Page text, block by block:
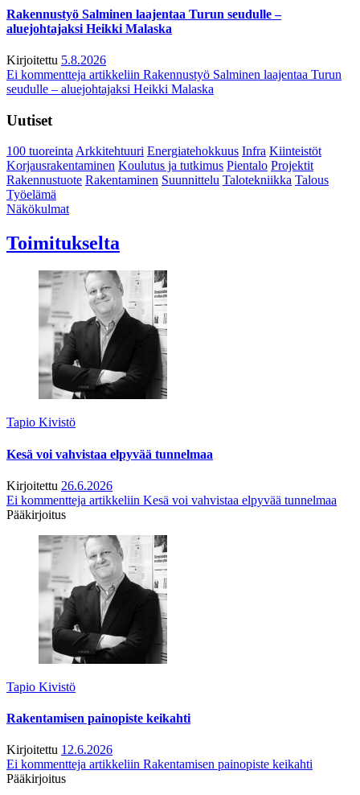
Rakennustyö Salminen laajentaa Turun seudulle –
aluejohtajaksi Heikki Malaska
Kirjoitettu 5.8.2026
Ei kommentteja artikkeliin Rakennustyö Salminen laajentaa Turun
seudulle – aluejohtajaksi Heikki Malaska
Uutiset
100 tuoreintaArkkitehtuuri Energiatehokkuus Infra Kiinteistöt
Korjausrakentaminen Koulutus ja tutkimus Pientalo Projektit
Rakennustuote Rakentaminen Suunnittelu Talotekniikka Talous
Työelämä
Näkökulmat
Toimitukselta
Tapio Kivistö
Kesä voi vahvistaa elpyvää tunnelmaa
Kirjoitettu 26.6.2026
Ei kommentteja artikkeliin Kesä voi vahvistaa elpyvää tunnelmaa
Pääkirjoitus
Tapio Kivistö
Rakentamisen painopiste keikahti
Kirjoitettu 12.6.2026
Ei kommentteja artikkeliin Rakentamisen painopiste keikahti
Pääkirjoitus